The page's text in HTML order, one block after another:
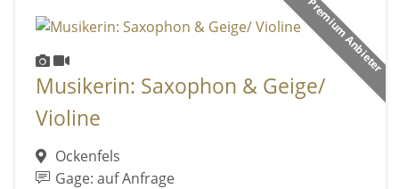
Premium Anbieter
Musikerin: Saxophon & Geige/
Violine
Ockenfels
Gage: auf Anfrage